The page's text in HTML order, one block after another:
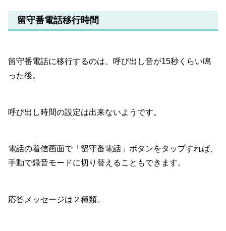
留守番電話移行時間
留守番電話に移行するのは、呼び出し音が15秒くらい鳴
った後。
呼び出し時間の設定は出来ないようです。
電話の着信画面で「留守番電話」ボタンをタップすれば、
手動で録音モードに切り替えることもできます。
応答メッセージは２種類。